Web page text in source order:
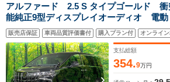
アルファード 2.5 S タイプゴールド
能純正9型ディスプレイオーディオ 電
眼LEDヘッド レーダークルーズ ド
ブルオートエアコン バックカメラ オ
入力端子 スマートキー
販売店保証 車両品質評価書付 購入プラン付 オンライ
支払総額
354.9万円